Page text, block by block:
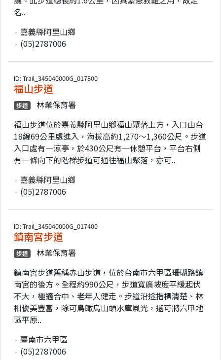
名..
嘉義縣阿里山鄉
(05)2787006
ID: Trail_345040000G_017800
福山步道
步道
林業保育署
福山步道位於嘉義縣阿里山鄉福山聚落上方，入口由台
18線69公里處進入，海拔高約1,270～1,360公尺。步道
入口處有一涼亭，於430公尺有一休憩平台，平台右側
有一條向下的階梯步道可通往福山聚落，亦可..
嘉義縣阿里山鄉
(05)2787006
ID: Trail_345040000G_017400
鎮南宮步道
步道
林業保育署
鎮南宮步道舊稱赤山步道，位於台南市六甲區珊瑚路鎮
南宮的後方。全程約990公尺，步道寬廣坡度平緩起伏
不大，極適合中、老年人健走。步道沿途指標清楚、林
相優美豐富，除可鳥瞰烏山頭水庫風光，還可將六甲地
區平原..
臺南市六甲區
(05)2787006